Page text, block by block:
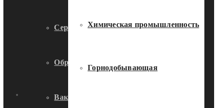
Сертификаты
Образцы работ
Вакансии
Химическая промышленность
Горнодобывающая